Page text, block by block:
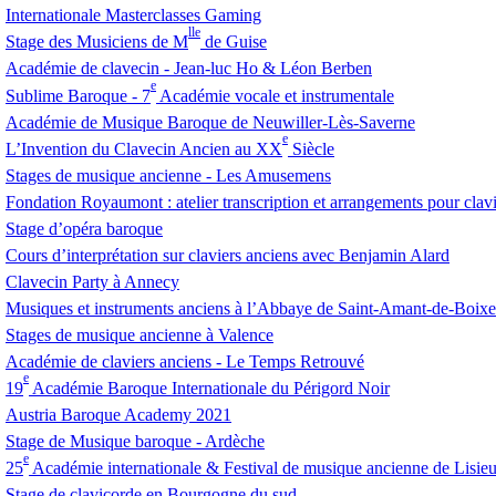
Internationale Masterclasses Gaming
Stage des Musiciens de M
lle
de Guise
Académie de clavecin - Jean-luc Ho & Léon Berben
Sublime Baroque - 7
e
Académie vocale et instrumentale
Académie de Musique Baroque de Neuwiller-Lès-Saverne
L’Invention du Clavecin Ancien au XX
e
Siècle
Stages de musique ancienne - Les Amusemens
Fondation Royaumont : atelier transcription et arrangements pour
Stage d’opéra baroque
Cours d’interprétation sur claviers anciens avec Benjamin Alard
Clavecin Party à Annecy
Musiques et instruments anciens à l’Abbaye de Saint-Amant-de-Boixe
Stages de musique ancienne à Valence
Académie de claviers anciens - Le Temps Retrouvé
19
e
Académie Baroque Internationale du Périgord Noir
Austria Baroque Academy 2021
Stage de Musique baroque - Ardèche
25
e
Académie internationale & Festival de musique ancienne de